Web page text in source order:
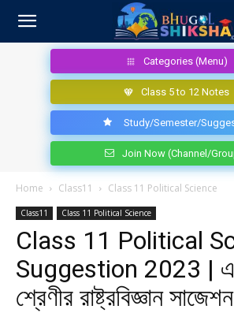
Categories (Menu)
Class 5 to 12 Notes
Study/Semester/
Join Now (Channel/
Home Class11 Class 11 Political Science
Class11 Class 11 Political Science
Class 11 Political
Suggestion 2023 |
শ্রেণীর রাষ্ট্রবিজ্ঞান